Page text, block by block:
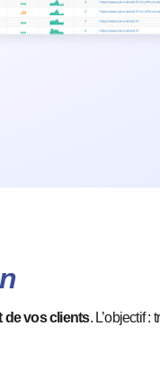
de vos clients. L’objectif :